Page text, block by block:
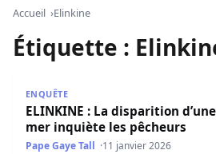
Accueil Elinkine
Étiquette :
ENQUÊTE
ELINKINE : La disparition
mer inquiète les pêcheurs
Pape Gaye Tall 11 janvier 2026